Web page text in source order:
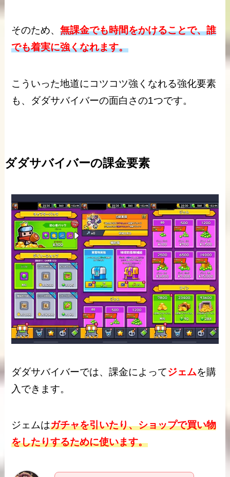
そのため、無課金でも時間をかけることで、誰
でも着実に強くなれます。
こういった地道にコツコツ強くなれる強化要素
も、ダダサバイバーの面白さの1つです。
ダダサバイバーの課金要素
ダダサバイバーでは、課金によってジェムを購
入できます。
ジェムはガチャを引いたり、ショップで買い物
をしたりするために使います。